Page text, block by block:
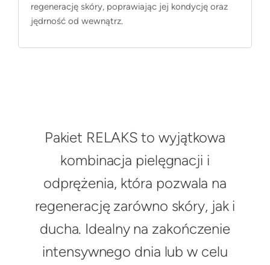
regenerację skóry, poprawiając jej kondycję oraz
jędrność od wewnątrz.
Pakiet RELAKS to wyjątkowa
kombinacja pielęgnacji i
odprężenia, która pozwala na
regenerację zarówno skóry, jak i
ducha. Idealny na zakończenie
intensywnego dnia lub w celu